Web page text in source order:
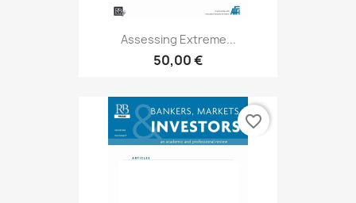
Assessing Extreme...
50,00 €
favorite_border